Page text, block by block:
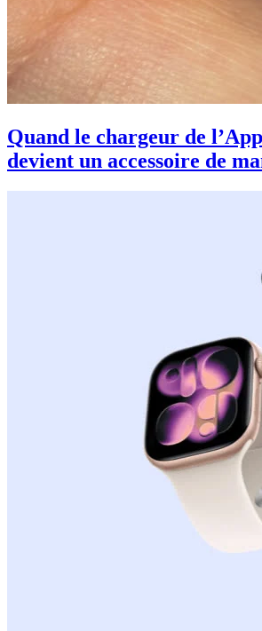
Quand le chargeur de
devient un accessoire de